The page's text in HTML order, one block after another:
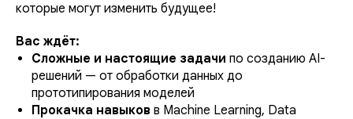
которые могут изменить будущее!
Вас ждёт:
Сложные и настоящие задачи по созданию AI-
решений — от обработки данных до
прототипирования моделей
Прокачка навыков в Machine Learning, Data